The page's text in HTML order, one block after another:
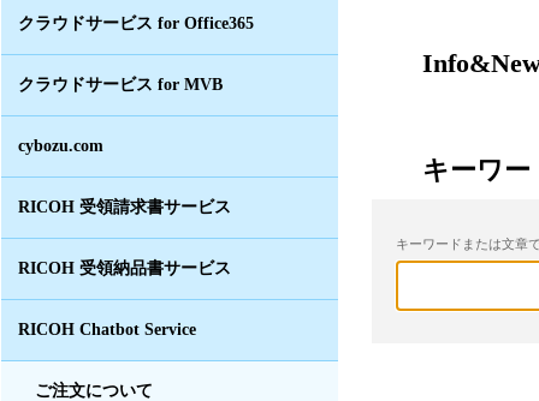
クラウドサービス for Office365
クラウドサービス for MVB
cybozu.com
RICOH 受領請求書サービス
RICOH 受領納品書サービス
RICOH Chatbot Service
ご注文について
キーワー
キーワードまたは文章